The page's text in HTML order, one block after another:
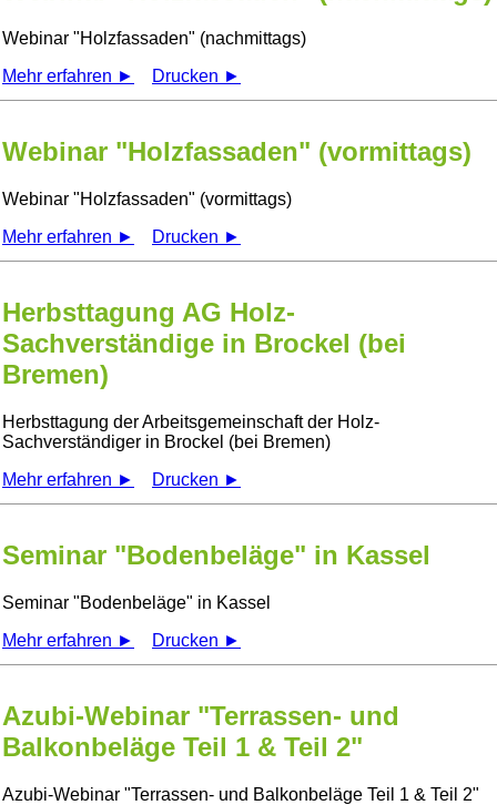
Webinar Holzfassaden
(nachmittags)
Mehr erfahren ►
Drucken ►
Webinar "Holzfassaden" (vormittags)
Webinar Holzfassaden
(vormittags)
Mehr erfahren ►
Drucken ►
Herbsttagung AG Holz-
Sachverständige in Brockel (bei
Bremen)
Herbsttagung der Arbeitsgemeinschaft der Holz-
Sachverständiger in Brockel (bei Bremen)
Mehr erfahren ►
Drucken ►
Seminar "Bodenbeläge" in Kassel
Seminar Bodenbeläge
in Kassel
Mehr erfahren ►
Drucken ►
Azubi-Webinar "Terrassen- und
Balkonbeläge Teil 1 & Teil 2"
Azubi-Webinar Terrassen- und Balkonbeläge Teil 1 & Teil 2